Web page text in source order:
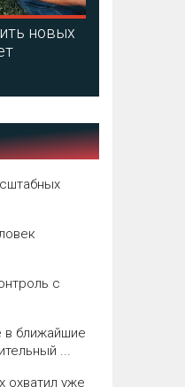
новых
с
в ближайшие
...
охватил уже